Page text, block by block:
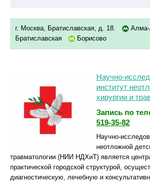
г. Москва, Братиславская, д. 18.
Алма-
Братиславская
Борисово
Научно-
институт
хирургии и
Запись по
519-35-82
Научно-
неотложной
травматологии (НИИ НДХиТ) является
практической городской структурой,
диагностическую, лечебную и